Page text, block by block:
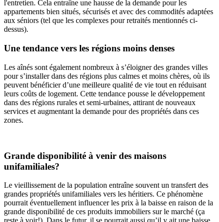
l'entretien. Cela entraîne une hausse de la demande pour les
appartements bien situés, sécurisés et avec des commodités adaptées
aux séniors (tel que les complexes pour retraités mentionnés ci-
dessus).
Une tendance vers les régions moins denses
Les aînés sont également nombreux à s’éloigner des grandes villes
pour s’installer dans des régions plus calmes et moins chères, où ils
peuvent bénéficier d’une meilleure qualité de vie tout en réduisant
leurs coûts de logement. Cette tendance pousse le développement
dans des régions rurales et semi-urbaines, attirant de nouveaux
services et augmentant la demande pour des propriétés dans ces
zones.
Grande disponibilité à venir des maisons
unifamiliales?
Le vieillissement de la population entraîne souvent un transfert des
grandes propriétés unifamiliales vers les héritiers. Ce phénomène
pourrait éventuellement influencer les prix à la baisse en raison de la
grande disponibilité de ces produits immobiliers sur le marché (ça